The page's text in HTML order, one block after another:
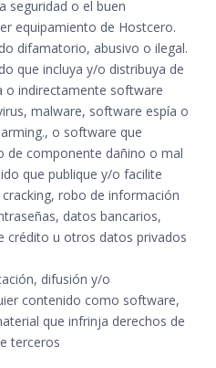
seguridad o el buen
equipamiento de Hostcero.
difamatorio, abusivo o ilegal.
que incluya y/o distribuya de
o indirectamente software
malware, software espía o
o software que
de componente dañino o mal
que publique y/o facilite
robo de información
datos bancarios,
crédito u otros datos privados
difusión y/o
contenido como software,
que infrinja derechos de
terceros